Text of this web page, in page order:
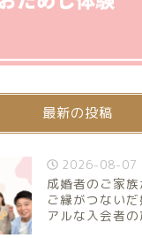
最新の投稿
2026-08-07
成婚者のご家族
ご縁がつない
アルな入会者の